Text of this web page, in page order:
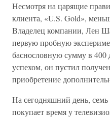
Несмотря на царящие
клиента, «U.S. Gold»,
Владелец компании, Лен
первую пробную
баснословную сумму в
успехом, он пустил
приобретение
На сегодняшний день,
покупает время у